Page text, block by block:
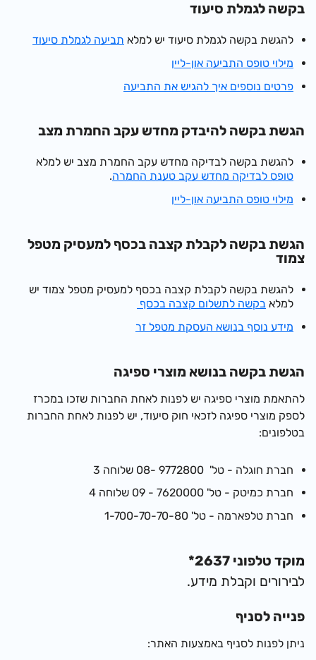
בקשה לגמלת סיעוד
להגשת בקשה לגמלת סיעוד יש למלאתביעה לגמלת סיעוד
מילוי טופס התביעה און-ליין
פרטים נוספים איך להגיש את התביעה
הגשת בקשה להיבדק מחדש עקב החמרת מצב
להגשת בקשה לבדיקה מחדש עקב החמרת מצב יש למלא
טופס לבדיקה מחדש עקב טענת החמרה.
מילוי טופס התביעה און-ליין
הגשת בקשה לקבלת קצבה בכסף למעסיק מטפל
צמוד
להגשת בקשה לקבלת קצבה בכסף למעסיק מטפל צמוד יש
למלאבקשה לתשלום קצבה בכסף
מידע נוסף בנושא העסקת מטפל זר
הגשת בקשה בנושא מוצרי ספיגה
להתאמת מוצרי ספיגה יש לפנות לאחת החברות שזכו במכרז
לספק מוצרי ספיגה לזכאי חוק סיעוד, יש לפנות לאחת החברות
בטלפונים:
חברת חוגלה - טל' 9772800 -08 שלוחה 3
חברת כמיטק - טל' 7620000 - 09 שלוחה 4
חברת טלפארמה - טל' 1-700-70-70-80
מוקד טלפוני 2637*
לבירורים וקבלת מידע.
פנייה לסניף
ניתן לפנות לסניף באמצעות האתר: